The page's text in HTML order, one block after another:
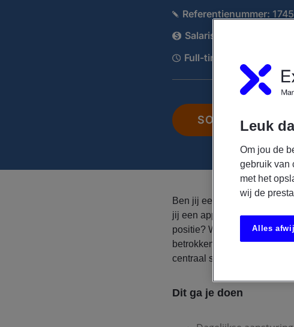
Referentienummer:
Salaris:
Full-time/Part-time:
SOLLICITEER NU
Ben jij een teamleider met
jij een applicatiebeheerder
positie? Wil je graag aan
betrokken zorgorganisatie
centraal staat? Lees dan
Dit ga je doen
Leuk
Om jou de
gebruik van
met het
wij de
Alles